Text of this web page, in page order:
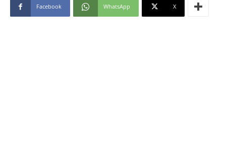
Facebook WhatsApp X